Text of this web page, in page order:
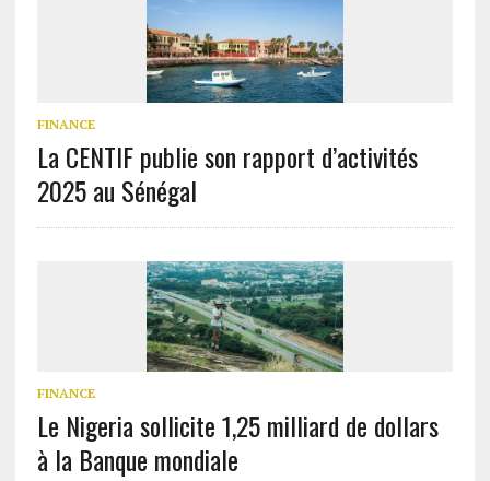
FINANCE
La CENTIF publie son rapport d’activités
2025 au Sénégal
FINANCE
Le Nigeria sollicite 1,25 milliard de dollars
à la Banque mondiale